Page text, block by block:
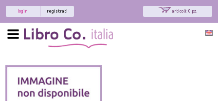
articoli: 0 pz.
registrati
login